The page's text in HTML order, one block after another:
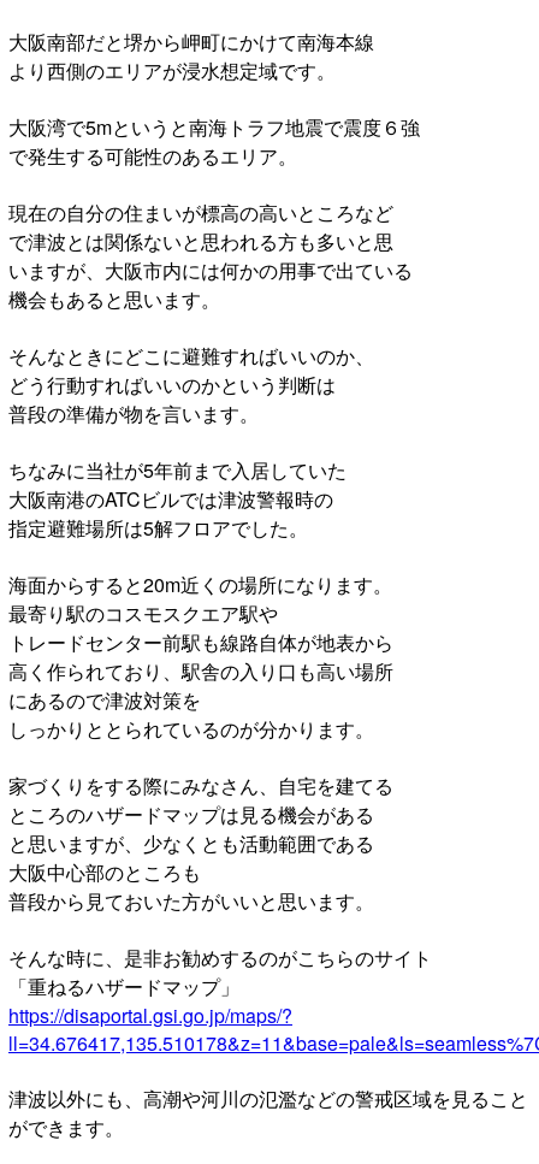
大阪南部だと堺から岬町にかけて南海本線
より西側のエリアが浸水想定域です。
大阪湾で5mというと南海トラフ地震で震度６強
で発生する可能性のあるエリア。
現在の自分の住まいが標高の高いところなど
で津波とは関係ないと思われる方も多いと思
いますが、大阪市内には何かの用事で出ている
機会もあると思います。
そんなときにどこに避難すればいいのか、
どう行動すればいいのかという判断は
普段の準備が物を言います。
ちなみに当社が5年前まで入居していた
大阪南港のATCビルでは津波警報時の
指定避難場所は5解フロアでした。
海面からすると20m近くの場所になります。
最寄り駅のコスモスクエア駅や
トレードセンター前駅も線路自体が地表から
高く作られており、駅舎の入り口も高い場所
にあるので津波対策を
しっかりととられているのが分かります。
家づくりをする際にみなさん、自宅を建てる
ところのハザードマップは見る機会がある
と思いますが、少なくとも活動範囲である
大阪中心部のところも
普段から見ておいた方がいいと思います。
そんな時に、是非お勧めするのがこちらのサイト
「重ねるハザードマップ」
https://disaportal.gsi.go.jp/maps/?
津波以外にも、高潮や河川の氾濫などの警戒区域を見ること
ができます。